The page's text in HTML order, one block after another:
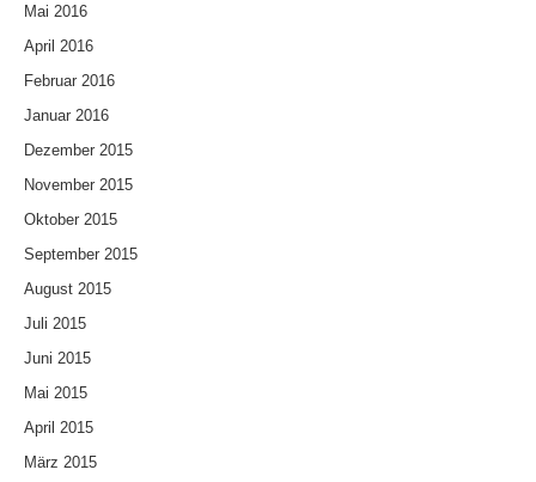
Mai 2016
April 2016
Februar 2016
Januar 2016
Dezember 2015
November 2015
Oktober 2015
September 2015
August 2015
Juli 2015
Juni 2015
Mai 2015
April 2015
März 2015